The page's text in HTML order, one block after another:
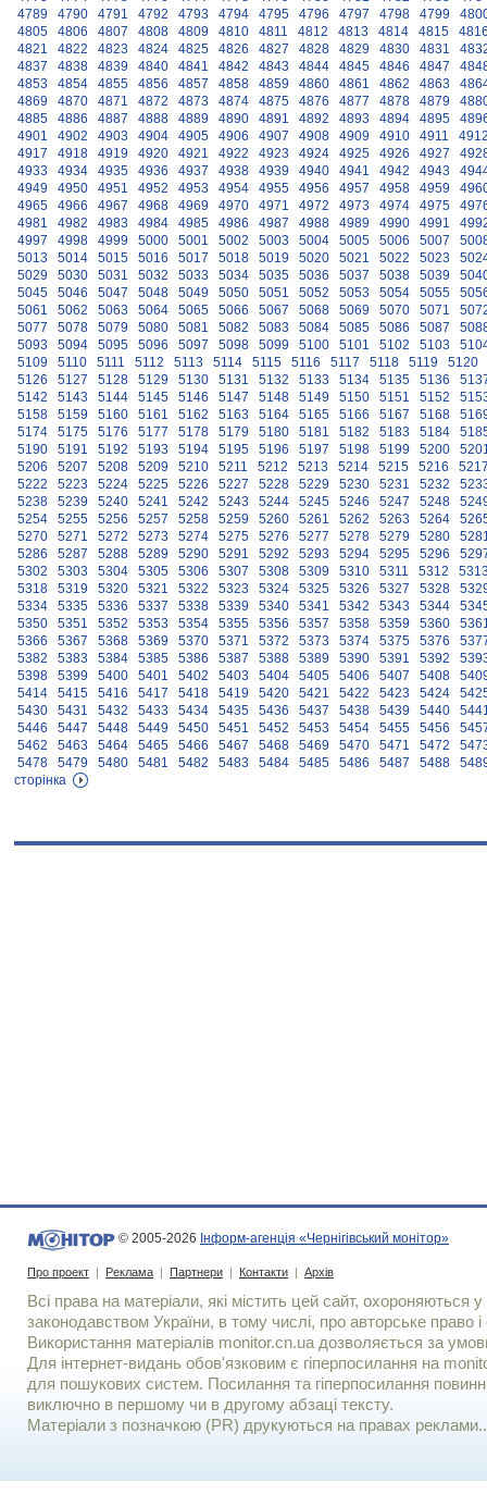
4789
4790 4791 4792 4793 4794 4795 4796 4797 4798 4799
4805
4806 4807 4808 4809 4810 4811 4812 4813 4814 4815
4821
4822 4823 4824 4825 4826 4827 4828 4829 4830 4831
4837
4838 4839 4840 4841 4842 4843 4844 4845 4846 4847
4853
4854 4855 4856 4857 4858 4859 4860 4861 4862 4863
4869
4870 4871 4872 4873 4874 4875 4876 4877 4878 4879
4885
4886 4887 4888 4889 4890 4891 4892 4893 4894 4895
4901
4902 4903 4904 4905 4906 4907 4908 4909 4910 4911
4917
4918 4919 4920 4921 4922 4923 4924 4925 4926 4927
4933
4934 4935 4936 4937 4938 4939 4940 4941 4942 4943
4949
4950 4951 4952 4953 4954 4955 4956 4957 4958 4959
4965
4966 4967 4968 4969 4970 4971 4972 4973 4974 4975
4981
4982 4983 4984 4985 4986 4987 4988 4989 4990 4991
4997
4998 4999 5000 5001 5002 5003 5004 5005 5006 5007
5013
5014 5015 5016 5017 5018 5019 5020 5021 5022 5023
5029
5030 5031 5032 5033 5034 5035 5036 5037 5038 5039
5045
5046 5047 5048 5049 5050 5051 5052 5053 5054 5055
5061
5062 5063 5064 5065 5066 5067 5068 5069 5070 5071
5077
5078 5079 5080 5081 5082 5083 5084 5085 5086 5087
5093
5094 5095 5096 5097 5098 5099 5100 5101 5102 5103
5109
5110 5111 5112 5113 5114 5115 5116 5117 5118 5119
5120
5126
5127 5128 5129 5130 5131 5132 5133 5134 5135 5136
5142
5143 5144 5145 5146 5147 5148 5149 5150 5151 5152
5158
5159 5160 5161 5162 5163 5164 5165 5166 5167 5168
5174
5175 5176 5177 5178 5179 5180 5181 5182 5183 5184
5190
5191 5192 5193 5194 5195 5196 5197 5198 5199 5200
5206
5207 5208 5209 5210 5211 5212 5213 5214 5215 5216
5222
5223 5224 5225 5226 5227 5228 5229 5230 5231 5232
5238
5239 5240 5241 5242 5243 5244 5245 5246 5247 5248
5254
5255 5256 5257 5258 5259 5260 5261 5262 5263 5264
5270
5271 5272 5273 5274 5275 5276 5277 5278 5279 5280
5286
5287 5288 5289 5290 5291 5292 5293 5294 5295 5296
5302
5303 5304 5305 5306 5307 5308 5309 5310 5311 5312
5318
5319 5320 5321 5322 5323 5324 5325 5326 5327 5328
5334
5335 5336 5337 5338 5339 5340 5341 5342 5343 5344
5350
5351 5352 5353 5354 5355 5356 5357 5358 5359 5360
5366
5367 5368 5369 5370 5371 5372 5373 5374 5375 5376
5382
5383 5384 5385 5386 5387 5388 5389 5390 5391 5392
5398
5399 5400 5401 5402 5403 5404 5405 5406 5407 5408
5414
5415 5416 5417 5418 5419 5420 5421 5422 5423 5424
5430
5431 5432 5433 5434 5435 5436 5437 5438 5439 5440
5446
5447 5448 5449 5450 5451 5452 5453 5454 5455 5456
5462
5463 5464 5465 5466 5467 5468 5469 5470 5471 5472
5478
5479 5480 5481 5482 5483 5484 5485 5486 5487 5488
сторінка
© 2005-2026 Інформ-агенція «Чернігівський монітор»
Про проект | Реклама | Партнери | Контакти | Архів
Всі права на матеріали, які містить цей сайт, охороняються у
законодавством України, в тому числі, про авторське право і
Використання матерiалiв monitor.cn.ua дозволяється за
Для iнтернет-видань обов'язковим є гiперпосилання на
для пошукових систем. Посилання та гіперпосилання
виключно в першому чи в другому абзаці тексту.
Матеріали з позначкою (PR) друкуються на правах реклами..